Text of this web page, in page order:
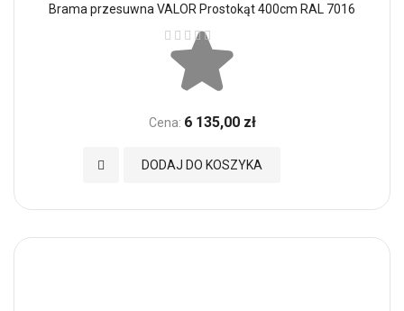
Brama przesuwna VALOR Prostokąt 400cm RAL 7016
Ocena:
Cena: 6 135,00 zł
DODAJ DO KOSZYKA
Dodaj do Ulubionych